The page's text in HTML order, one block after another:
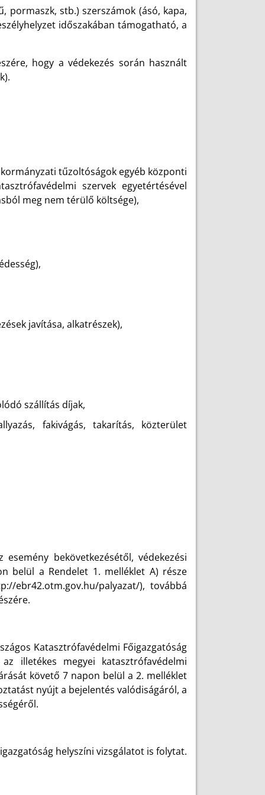
pormaszk, stb.) szerszámok (ásó, kapa,
időszakában támogatható, a
hogy a védekezés során használt
tűzoltóságok egyéb központi
szervek egyetértésével
meg nem térülő költsége),
javítása, alkatrészek),
szállítás díjak,
fakivágás, takarítás, közterület
bekövetkezésétől, védekezési
belül a Rendelet 1. melléklet A) része
ebr42.otm.gov.hu/palyazat/), továbbá
Katasztrófavédelmi Főigazgatóság
illetékes megyei katasztrófavédelmi
követő 7 napon belül a 2. melléklet
nyújt a bejelentés valódiságáról, a
helyszíni vizsgálatot is folytat.